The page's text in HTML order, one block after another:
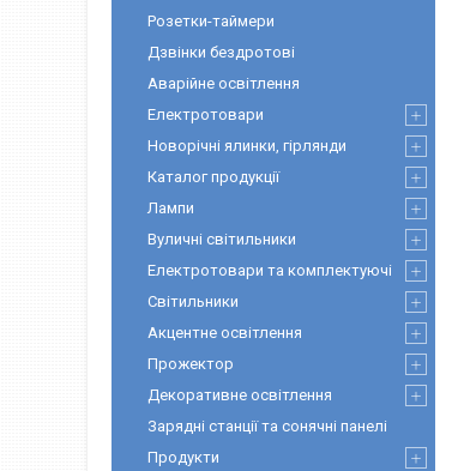
Розетки-таймери
Дзвінки бездротові
Аварійне освітлення
Електротовари
Новорічні ялинки, гірлянди
Каталог продукції
Лампи
Вуличні світильники
Електротовари та комплектуючі
Світильники
Акцентне освітлення
Прожектор
Декоративне освітлення
Зарядні станції та сонячні панелі
Продукти